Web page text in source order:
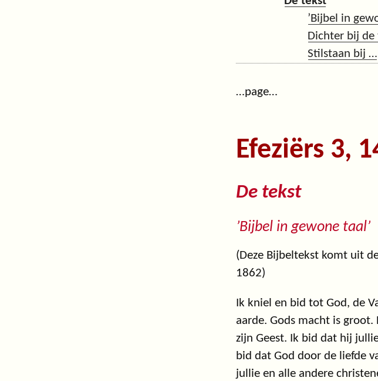
’Bijbel in
Dichter bij de
Stilstaan bij …
…page…
Efeziërs 3,
De tekst
’Bijbel in gewone taal’
(Deze Bijbeltekst komt uit
1862)
Ik kniel en bid tot God, de
aarde. Gods macht is
zijn Geest. Ik bid dat hij
bid dat God door de liefde
jullie en alle andere